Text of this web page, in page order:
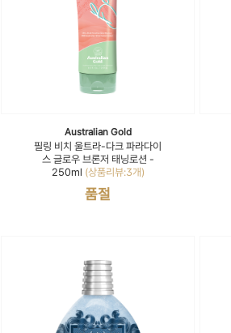
Australian Gold
필링 비치 울트라-다크 파라다이
스 글로우 브론저 태닝로션 -
250ml (상품리뷰:3개)
품절